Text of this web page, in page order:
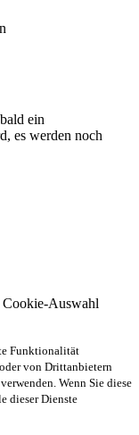
ein
es werden noch
Cookie-Auswahl
Funktionalität
von Drittanbietern
Wenn Sie diese
dieser Dienste